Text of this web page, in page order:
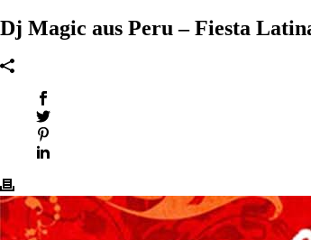
Dj Magic aus Peru – Fiesta